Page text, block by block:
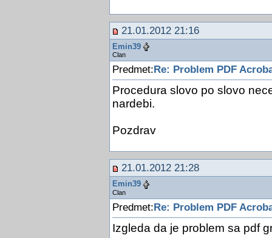
21.01.2012 21:16
Emin39
Clan
Predmet: Re: Problem PDF
Procedura slovo po slovo
nardebi.
Pozdrav
21.01.2012 21:28
Emin39
Clan
Predmet:Re: Problem PDF
Izgleda da je problem sa pdf